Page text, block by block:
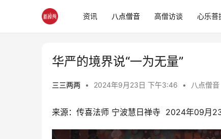
资讯 八点僧音 高僧访谈 心乐菩
华严的境界说“一为无量”
三三两两 • 2024年9月23日 下午3:46 • 八点僧音
来源：传喜法师 宁波慧日禅寺  2024年09月